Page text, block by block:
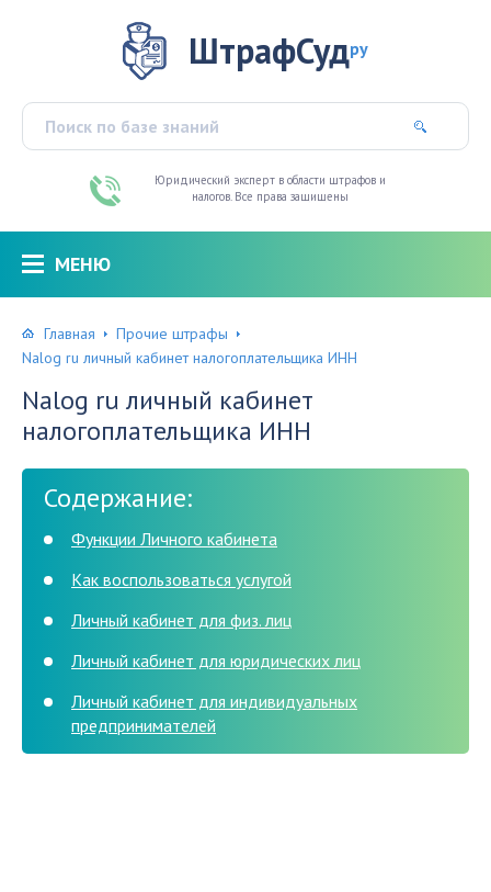
ШтрафСудру
Юридический эксперт в области штрафов и
налогов. Все права защищены
МЕНЮ
Главная
Прочие штрафы
Nalog ru личный кабинет налогоплательщика ИНН
Nalog ru личный кабинет
налогоплательщика ИНН
Содержание:
Функции Личного кабинета
Как воспользоваться услугой
Личный кабинет для физ. лиц
Личный кабинет для юридических лиц
Личный кабинет для индивидуальных
предпринимателей